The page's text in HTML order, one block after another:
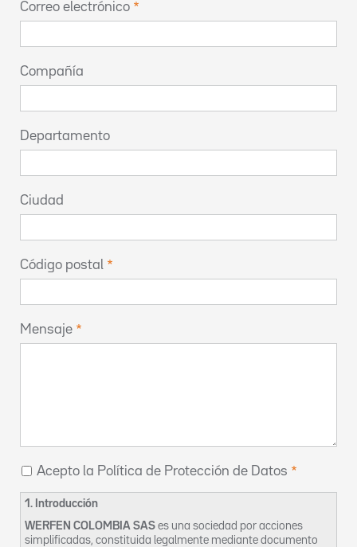
Correo electrónico
Compañía
Departamento
Ciudad
Código postal
Mensaje
Acepto la Política de Protección de Datos
1. Introducción
WERFEN COLOMBIA SAS es una sociedad por acciones
simplificadas, constituida legalmente mediante documento